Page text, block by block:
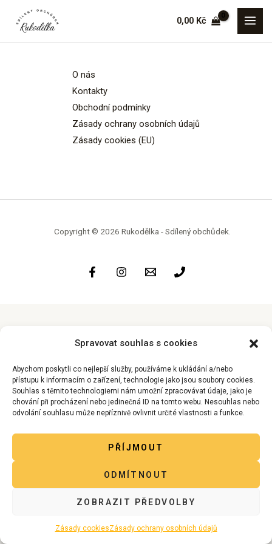
Spravovat souhlas s cookies
Abychom poskytli co nejlepší služby, používáme k ukládání a/nebo
přístupu k informacím o zařízení, technologie jako jsou soubory cookies.
Souhlas s těmito technologiemi nám umožní zpracovávat údaje, jako je
chování při procházení nebo jedinečná ID na tomto webu. Nesouhlas nebo
odvolání souhlasu může nepříznivě ovlivnit určité vlastnosti a funkce.
PŘÍJMOUT
ODMÍTNOUT
ZOBRAZIT PŘEDVOLBY
Zásady cookiesZásady ochrany osobních údajů
Přeskočit
obsah
0,00 Kč
O nás
Kontakty
Obchodní podmínky
Zásady ochrany osobních údajů
Zásady cookies (EU)
Copyright © 2026 Rukodělka - Sdílený obchůdek.